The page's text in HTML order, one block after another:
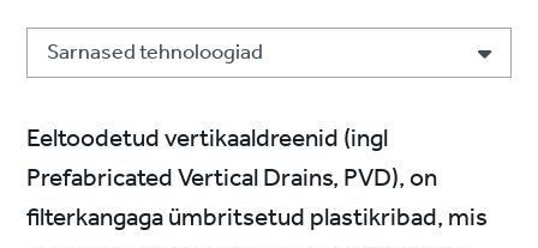
Sarnased tehnoloogiad
Eeltoodetud vertikaaldreenid (ingl
Prefabricated Vertical Drains, PVD), on
filterkangaga ümbritsetud plastikribad, mis